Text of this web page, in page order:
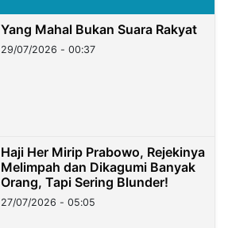
Yang Mahal Bukan Suara Rakyat
29/07/2026 - 00:37
Haji Her Mirip Prabowo, Rejekinya
Melimpah dan Dikagumi Banyak
Orang, Tapi Sering Blunder!
27/07/2026 - 05:05